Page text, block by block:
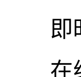
即
在线